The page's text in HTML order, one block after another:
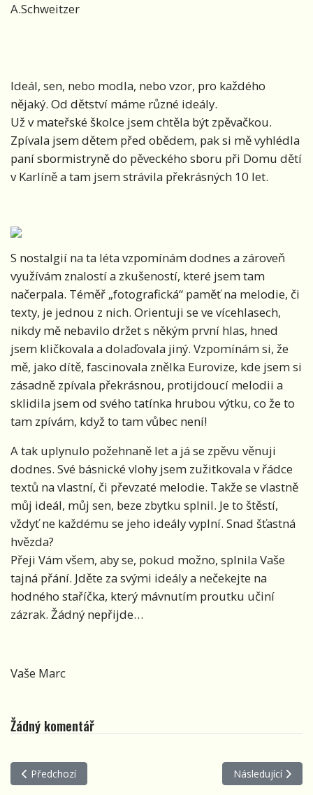
A.Schweitzer
Ideál, sen, nebo modla, nebo vzor, pro každého
nějaký. Od dětství máme různé ideály.
Už v mateřské školce jsem chtěla být zpěvačkou.
Zpívala jsem dětem před obědem, pak si mě vyhlédla
paní sbormistryně do pěveckého sboru při Domu dětí
v Karlíně a tam jsem strávila překrásných 10 let.
S nostalgií na ta léta vzpomínám dodnes a zároveň
využívám znalostí a zkušeností, které jsem tam
načerpala. Téměř „fotografická“ paměť na melodie, či
texty, je jednou z nich. Orientuji se ve vícehlasech,
nikdy mě nebavilo držet s někým první hlas, hned
jsem kličkovala a dolaďovala jiný. Vzpomínám si, že
mě, jako dítě, fascinovala znělka Eurovize, kde jsem si
zásadně zpívala překrásnou, protijdoucí melodii a
sklidila jsem od svého tatínka hrubou výtku, co že to
tam zpívám, když to tam vůbec není!
A tak uplynulo požehnaně let a já se zpěvu věnuji
dodnes. Své básnické vlohy jsem zužitkovala v řádce
textů na vlastní, či převzaté melodie. Takže se vlastně
můj ideál, můj sen, beze zbytku splnil. Je to štěstí,
vždyť ne každému se jeho ideály vyplní. Snad šťastná
hvězda?
Přeji Vám všem, aby se, pokud možno, splnila Vaše
tajná přání. Jděte za svými ideály a nečekejte na
hodného staříčka, který mávnutím proutku učiní
zázrak. Žádný nepřijde…
Vaše Marc
Žádný komentář
Předchozí článek: J - Jídlo a my
Předchozí Další článek: CH
Následující